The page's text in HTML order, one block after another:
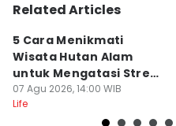
Related Articles
5 Cara Menikmati
Wisata Hutan Alam
untuk Mengatasi Stres
Kerja
07 Agu 2026, 14:00 WIB
Life